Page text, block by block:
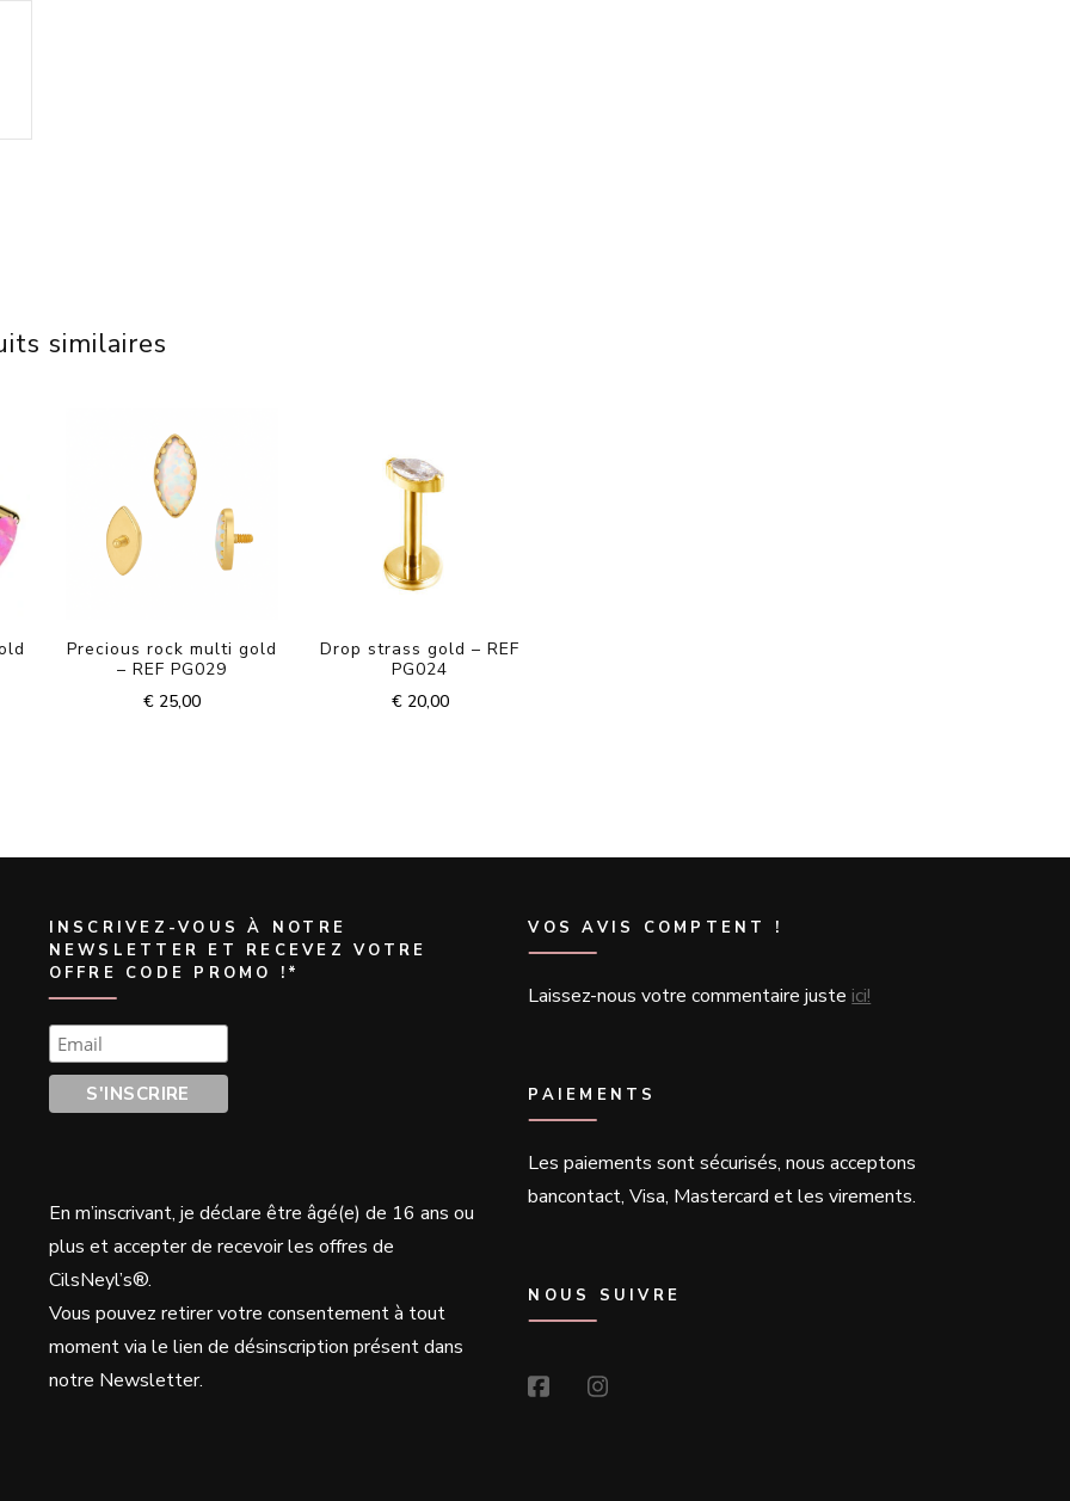
similaires
Precious rock multi gold
– REF PG029
€25,00
Drop strass gold – REF
PG024
€20,00
INSCRIVEZ-VOUS À NOTRE
NEWSLETTER ET RECEVEZ VOTRE
OFFRE CODE PROMO !*
En m’inscrivant, je déclare être âgé(e) de 16 ans ou
plus et accepter de recevoir les offres de
CilsNeyl’s®.
Vous pouvez retirer votre consentement à tout
moment via le lien de désinscription présent dans
notre Newsletter.
VOS AVIS COMPTENT !
Laissez-nous votre commentaire juste ici!
PAIEMENTS
Les paiements sont sécurisés, nous acceptons
bancontact, Visa, Mastercard et les virements.
NOUS SUIVRE